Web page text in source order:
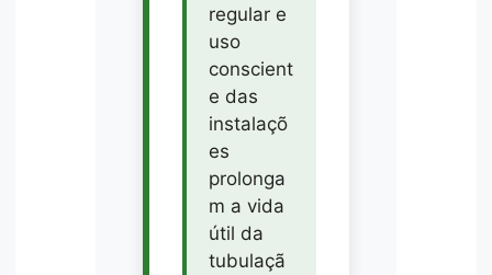
regular e
uso
conscient
e das
instalaçõ
es
prolonga
m a vida
útil da
tubulaçã